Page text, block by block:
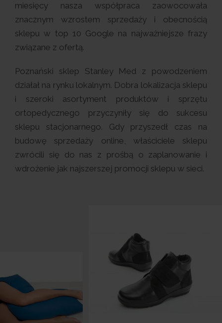
miesięcy nasza współpraca zaowocowała
znacznym wzrostem sprzedaży i obecnością
sklepu w top 10 Google na najważniejsze frazy
związane z ofertą.
Poznański sklep Stanley Med z powodzeniem
działał na rynku lokalnym. Dobra lokalizacja sklepu
i szeroki asortyment produktów i sprzętu
ortopedycznego przyczyniły się do sukcesu
sklepu stacjonarnego. Gdy przyszedł czas na
budowę sprzedaży online, właściciele sklepu
zwrócili się do nas z prośbą o zaplanowanie i
wdrożenie jak najszerszej promocji sklepu w sieci.